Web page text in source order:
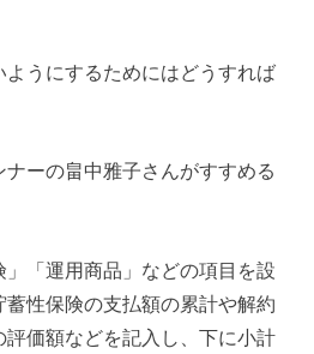
うにするためにはどうすれば
ーの畠中雅子さんがすすめる
」「運用商品」などの項目を設
性保険の支払額の累計や解約
価額などを記入し、下に小計